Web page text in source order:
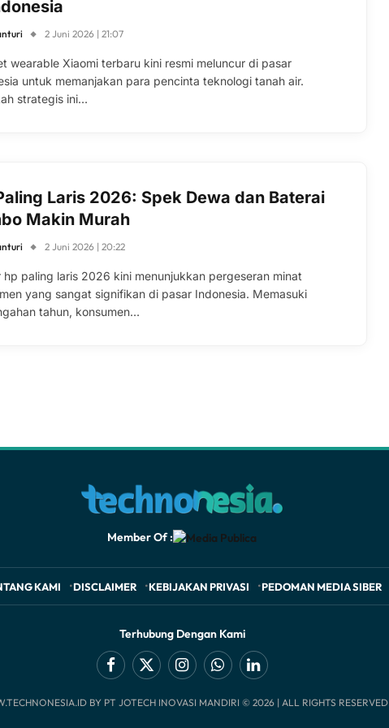
2 Juni 2026 | 21:07
wearable Xiaomi terbaru kini resmi meluncur di pasar
untuk memanjakan para pencinta teknologi tanah air.
strategis ini…
Laris 2026: Spek Dewa dan Baterai
Makin Murah
2 Juni 2026 | 20:22
hp paling laris 2026 kini menunjukkan pergeseran minat
yang sangat signifikan di pasar Indonesia. Memasuki
tahun, konsumen…
Member Of :
KAMI DISCLAIMER KEBIJAKAN PRIVASI PEDOMAN MEDIA SIBER
Terhubung Dengan Kami
Facebook
X
(Twitter)
InstagramWhatsAppLinkedIn
BY PT JOTECH INOVASI MANDIRI © 2026 | ALL RIGHTS RESERVED